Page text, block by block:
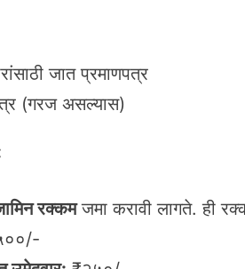
जात प्रमाणपत्र
(गरज असल्यास)
रक्कमजमा करावी लागते. ही